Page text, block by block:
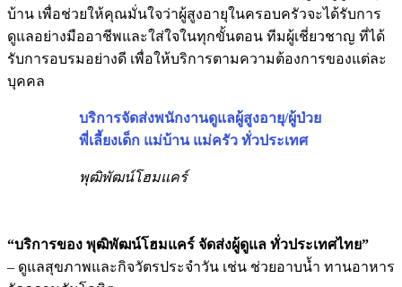
บ้าน เพื่อช่วยให้คุณมั่นใจว่าผู้สูงอายุในครอบครัวจะได้รับการ
ดูแลอย่างมืออาชีพและใส่ใจในทุกขั้นตอน ทีมผู้เชี่ยวชาญ ที่ได้
รับการอบรมอย่างดี เพื่อให้บริการตามความต้องการของแต่ละ
บุคคล
บริการจัดส่งพนักงานดูแลผู้สูงอายุ/ผู้ป่วย
พี่เลี้ยงเด็ก แม่บ้าน แม่ครัว ทั่วประเทศ
พุฒิพัฒน์โฮมแคร์
“บริการของ พุฒิพัฒน์โฮมแคร์ จัดส่งผู้ดูแล ทั่วประเทศไทย”
– ดูแลสุขภาพและกิจวัตรประจำวัน เช่น ช่วยอาบน้ำ ทานอาหาร